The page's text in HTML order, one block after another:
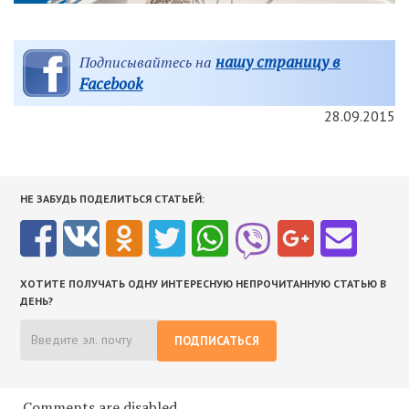
Подписывайтесь на нашу страницу в
Facebook
28.09.2015
НЕ ЗАБУДЬ ПОДЕЛИТЬСЯ СТАТЬЕЙ:
ХОТИТЕ ПОЛУЧАТЬ ОДНУ ИНТЕРЕСНУЮ НЕПРОЧИТАННУЮ СТАТЬЮ В
ДЕНЬ?
ПОДПИСАТЬСЯ